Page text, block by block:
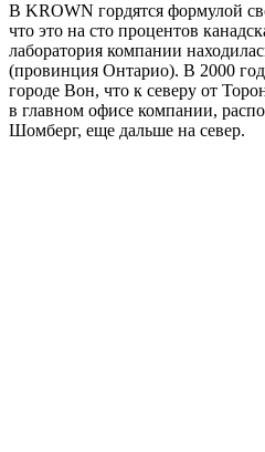
В KROWN гордятся формулой
что это на сто процентов
лаборатория компании
(провинция Онтарио). В 2000
городе Вон, что к северу от
в главном офисе компании,
Шомберг, еще дальше на север.